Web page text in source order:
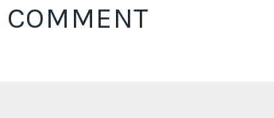
COMMENT